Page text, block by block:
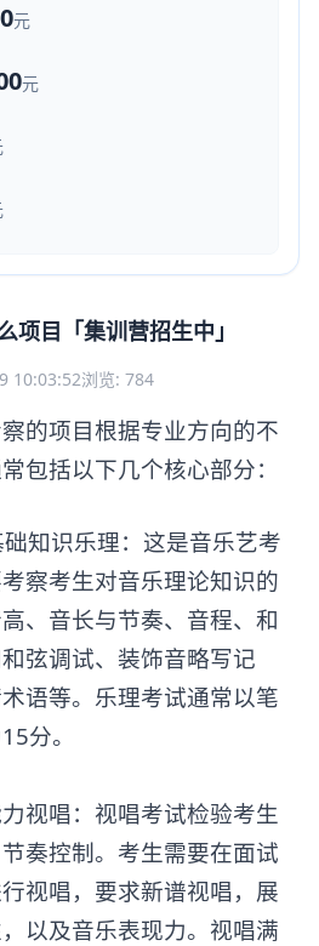
元
元
项目「集训营招生中」
10:03:52浏览: 784
项目根据专业方向的不
包括以下几个核心部分：
识乐理：这是音乐艺考
察考生对音乐理论知识的
、音长与节奏、音程、和
弦调试、装饰音略写记
语等。乐理考试通常以笔
分。
唱：视唱考试检验考生
奏控制。考生需要在面试
视唱，要求新谱视唱，展
以及音乐表现力。视唱满